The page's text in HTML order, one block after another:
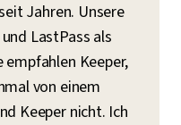
Jahren. Unsere
LastPass als
empfahlen Keeper,
von einem
Keeper nicht. Ich